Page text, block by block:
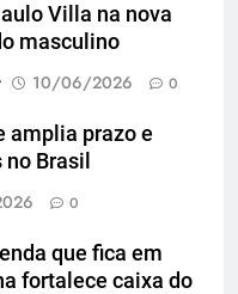
Villa na nova
masculino
10/06/2026 0
amplia prazo e
Brasil
0
que fica em
fortalece caixa do